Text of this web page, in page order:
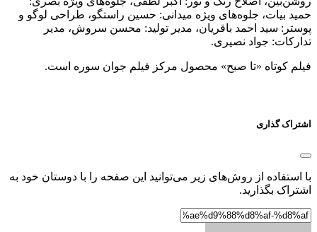
حمید بیات، جلوه‌های ویژه میدانی: حسین راستگو، طراحی لوگو و
پوستر: سید احمد باقریان، مدیر تولید: محسن سروش، مدیر
تدارکات: جواد نصیری.
فیلم کوتاه «تا صبح» محصول مرکز فیلم جوان سوره است.
اشتراک گذاری
با استفاده از روش‌های زیر می‌توانید این صفحه را با دوستان خود به
اشتراک بگذارید.